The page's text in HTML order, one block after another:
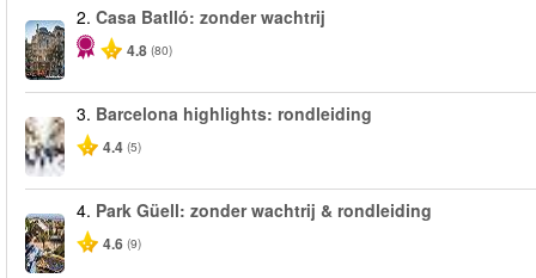
2. Casa Batlló: zonder wachtrij
4.8 (80)
3. Barcelona highlights: rondleiding
4.4 (5)
4. Park Güell: zonder wachtrij & rondleiding
4.6 (9)